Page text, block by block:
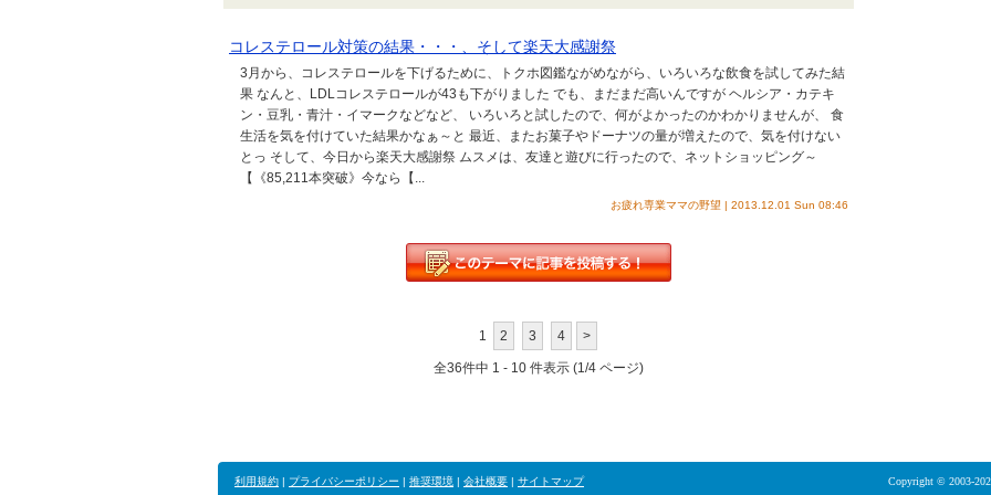
コレステロール対策の結果・・・、そして楽天大感謝祭
3月から、コレステロールを下げるために、トクホ図鑑ながめながら、いろいろな飲食を試してみた結
果 なんと、LDLコレステロールが43も下がりました でも、まだまだ高いんですが ヘルシア・カテキ
ン・豆乳・青汁・イマークなどなど、 いろいろと試したので、何がよかったのかわかりませんが、 食
生活を気を付けていた結果かなぁ～と 最近、またお菓子やドーナツの量が増えたので、気を付けない
とっ そして、今日から楽天大感謝祭 ムスメは、友達と遊びに行ったので、ネットショッピング～
【《85,211本突破》今なら【...
お疲れ専業ママの野望 | 2013.12.01 Sun 08:46
1 2 3 4 >
全36件中 1 - 10 件表示 (1/4 ページ)
利用規約 | プライバシーポリシー | 推奨環境 | 会社概要 | サイトマップ Copyright © 2003-